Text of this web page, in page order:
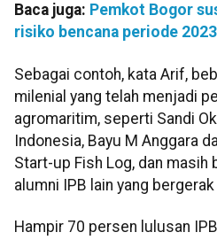
Baca juga: Pemkot Bogor
risiko bencana periode
Sebagai contoh, kata Arif,
milenial yang telah menjadi
agromaritim, seperti Sandi
Indonesia, Bayu M Anggara
Start-up Fish Log, dan masih
alumni IPB lain yang
Hampir 70 persen lulusan